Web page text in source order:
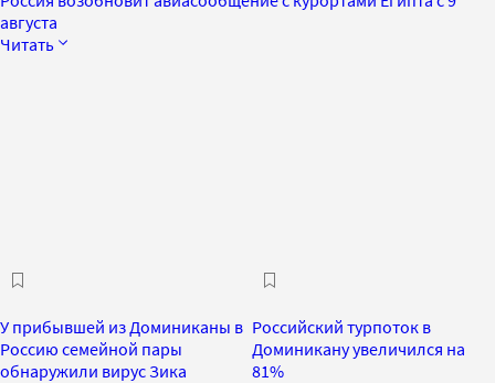
августа
Читать
У прибывшей из Доминиканы в
Россию семейной пары
обнаружили вирус Зика
Российский турпоток в
Доминикану увеличился на
81%